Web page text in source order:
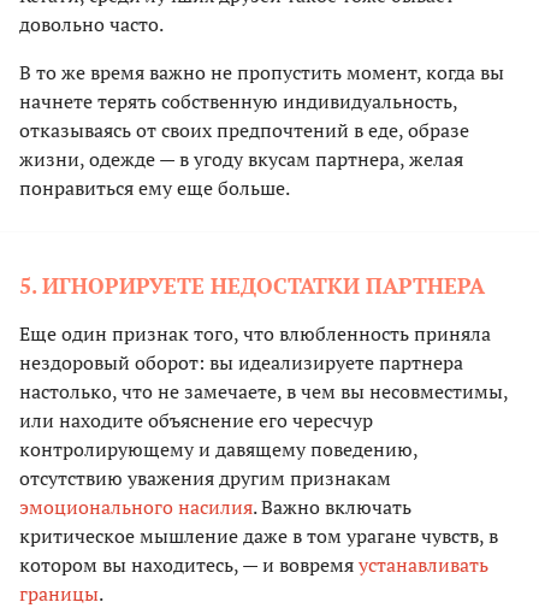
довольно часто.
В то же время важно не пропустить момент, когда вы
начнете терять собственную индивидуальность,
отказываясь от своих предпочтений в еде, образе
жизни, одежде — в угоду вкусам партнера, желая
понравиться ему еще больше.
5. ИГНОРИРУЕТЕ НЕДОСТАТКИ ПАРТНЕРА
Еще один признак того, что влюбленность приняла
нездоровый оборот: вы идеализируете партнера
настолько, что не замечаете, в чем вы несовместимы,
или находите объяснение его чересчур
контролирующему и давящему поведению,
отсутствию уважения другим признакам
эмоционального насилия. Важно включать
критическое мышление даже в том урагане чувств, в
котором вы находитесь, — и вовремяустанавливать
границы.